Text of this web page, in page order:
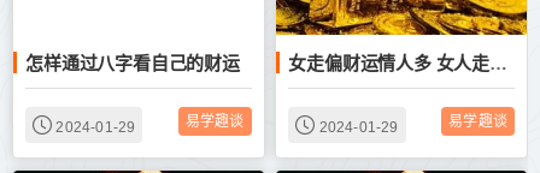
怎样通过八字看自己的财运
2024-01-29 易学趣谈
女走偏财运情人多 女人走偏财运代表什么
2024-01-29 易学趣谈